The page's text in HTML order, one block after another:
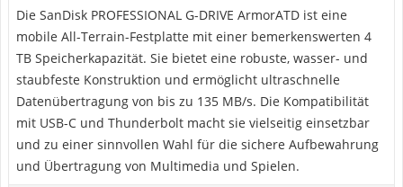
Die SanDisk PROFESSIONAL G-DRIVE ArmorATD ist eine
mobile All-Terrain-Festplatte mit einer bemerkenswerten 4
TB Speicherkapazität. Sie bietet eine robuste, wasser- und
staubfeste Konstruktion und ermöglicht ultraschnelle
Datenübertragung von bis zu 135 MB/s. Die Kompatibilität
mit USB-C und Thunderbolt macht sie vielseitig einsetzbar
und zu einer sinnvollen Wahl für die sichere Aufbewahrung
und Übertragung von Multimedia und Spielen.